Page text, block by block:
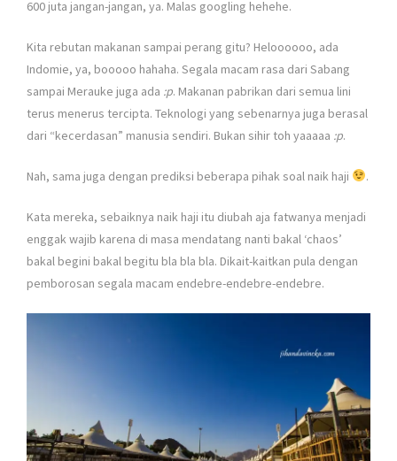
600 juta jangan-jangan, ya. Malas googling hehehe.
Kita rebutan makanan sampai perang gitu? Heloooooo, ada
Indomie, ya, booooo hahaha. Segala macam rasa dari Sabang
sampai Merauke juga ada :p. Makanan pabrikan dari semua lini
terus menerus tercipta. Teknologi yang sebenarnya juga berasal
dari “kecerdasan” manusia sendiri. Bukan sihir toh yaaaaa :p.
Nah, sama juga dengan prediksi beberapa pihak soal naik haji .
Kata mereka, sebaiknya naik haji itu diubah aja fatwanya menjadi
enggak wajib karena di masa mendatang nanti bakal ‘chaos’
bakal begini bakal begitu bla bla bla. Dikait-kaitkan pula dengan
pemborosan segala macam endebre-endebre-endebre.